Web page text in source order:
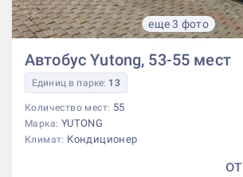
еще 3 фото
Автобус Yutong, 53-55 мест
Единиц в парке: 13
Количество мест: 55
Марка: YUTONG
Климат: Кондиционер
от